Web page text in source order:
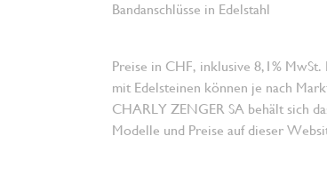
Bandanschlüsse in Edelstahl
Preise in CHF, inklusive 8,1%
mit Edelsteinen können je nach
CHARLY ZENGER SA behält sich
Modelle und Preise auf dieser